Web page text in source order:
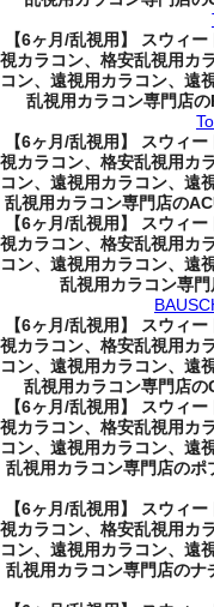
【6ヶ月/乱視用】 スウィ
視カラコン、格安乱視用カ
コン、遠視用カラコン、遠
乱視用カラコン専門店
【6ヶ月/乱視用】 スウィ
視カラコン、格安乱視用カ
コン、遠視用カラコン、遠
乱視用カラコン専門店の
【6ヶ月/乱視用】 スウィ
視カラコン、格安乱視用カ
コン、遠視用カラコン、遠
乱視用カラコン専
【6ヶ月/乱視用】 スウィ
視カラコン、格安乱視用カ
コン、遠視用カラコン、遠
乱視用カラコン専門店
【6ヶ月/乱視用】 スウィ
視カラコン、格安乱視用カ
コン、遠視用カラコン、遠
乱視用カラコン専門店のポ
【6ヶ月/乱視用】 スウィ
視カラコン、格安乱視用カ
コン、遠視用カラコン、遠
乱視用カラコン専門店のナ